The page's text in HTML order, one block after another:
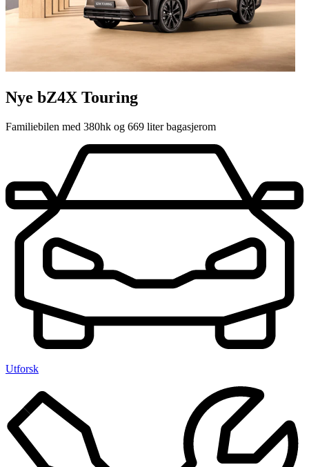
Nye bZ4X Touring
Familiebilen med 380hk og 669 liter bagasjerom
Utforsk